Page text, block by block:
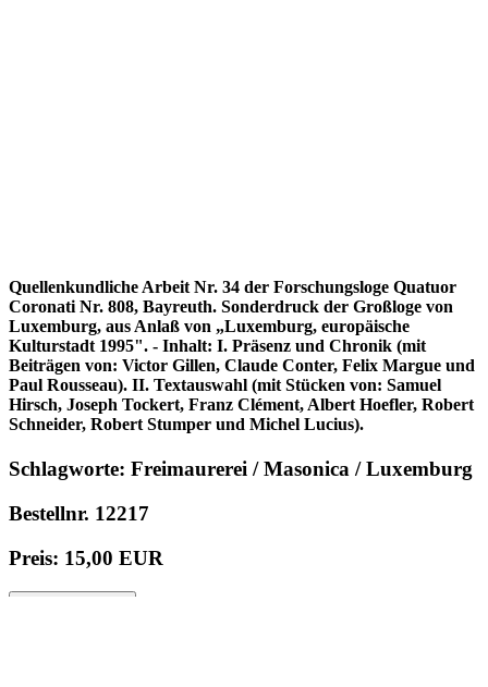
Quellenkundliche Arbeit Nr. 34 der Forschungsloge Quatuor
Coronati Nr. 808, Bayreuth. Sonderdruck der Großloge von
Luxemburg, aus Anlaß von „Luxemburg, europäische
Kulturstadt 1995". - Inhalt: I. Präsenz und Chronik (mit
Beiträgen von: Victor Gillen, Claude Conter, Felix Margue und
Paul Rousseau). II. Textauswahl (mit Stücken von: Samuel
Hirsch, Joseph Tockert, Franz Clément, Albert Hoefler, Robert
Schneider, Robert Stumper und Michel Lucius).
Schlagworte: Freimaurerei / Masonica / Luxemburg
Bestellnr. 12217
Preis: 15,00 EUR